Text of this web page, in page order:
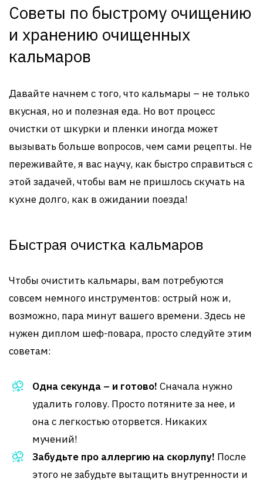
Советы по быстрому очищению
и хранению очищенных
кальмаров
Давайте начнем с того, что кальмары – не только
вкусная, но и полезная еда. Но вот процесс
очистки от шкурки и пленки иногда может
вызывать больше вопросов, чем сами рецепты. Не
переживайте, я вас научу, как быстро справиться с
этой задачей, чтобы вам не пришлось скучать на
кухне долго, как в ожидании поезда!
Быстрая очистка кальмаров
Чтобы очистить кальмары, вам потребуются
совсем немного инструментов: острый нож и,
возможно, пара минут вашего времени. Здесь не
нужен диплом шеф-повара, просто следуйте этим
советам:
Одна секунда – и готово! Сначала нужно
удалить голову. Просто потяните за нее, и
она с легкостью оторвется. Никаких
мучений!
Забудьте про аллергию на скорлупу! После
этого не забудьте вытащить внутренности и